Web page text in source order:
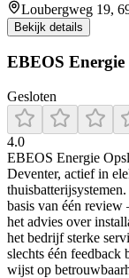
Loubergweg 19,
Bekijk details
EBEOS Energie
Gesloten
4.0
EBEOS Energie
Deventer, actief in
basis van één
het advies over
het bedrijf sterke
slechts één
wijst op